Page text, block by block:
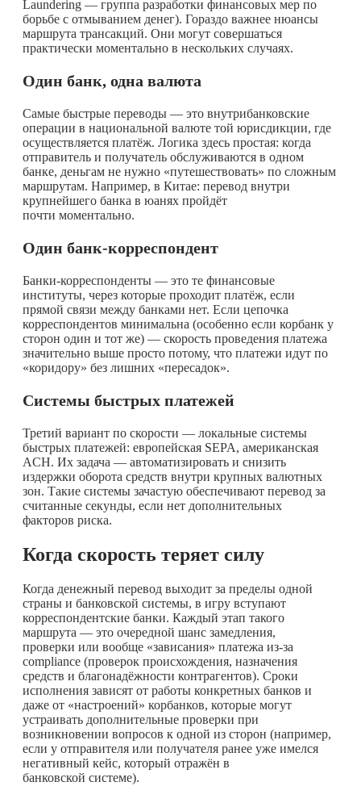
Laundering — группа разработки финансовых мер по
борьбе с отмыванием денег). Гораздо важнее нюансы
маршрута трансакций. Они могут совершаться
практически моментально в нескольких случаях.
Один банк, одна валюта
Самые быстрые переводы — это внутрибанковские
операции в национальной валюте той юрисдикции, где
осуществляется платёж. Логика здесь простая: когда
отправитель и получатель обслуживаются в одном
банке, деньгам не нужно «путешествовать» по сложным
маршрутам. Например, в Китае: перевод внутри
крупнейшего банка в юанях пройдёт
почти моментально.
Один банк-корреспондент
Банки-корреспонденты — это те финансовые
институты, через которые проходит платёж, если
прямой связи между банками нет. Если цепочка
корреспондентов минимальна (особенно если корбанк у
сторон один и тот же) — скорость проведения платежа
значительно выше просто потому, что платежи идут по
«коридору» без лишних «пересадок».
Системы быстрых платежей
Третий вариант по скорости — локальные системы
быстрых платежей: европейская SEPA, американская
ACH. Их задача — автоматизировать и снизить
издержки оборота средств внутри крупных валютных
зон. Такие системы зачастую обеспечивают перевод за
считанные секунды, если нет дополнительных
факторов риска.
Когда скорость теряет силу
Когда денежный перевод выходит за пределы одной
страны и банковской системы, в игру вступают
корреспондентские банки. Каждый этап такого
маршрута — это очередной шанс замедления,
проверки или вообще «зависания» платежа из-за
compliance (проверок происхождения, назначения
средств и благонадёжности контрагентов). Сроки
исполнения зависят от работы конкретных банков и
даже от «настроений» корбанков, которые могут
устраивать дополнительные проверки при
возникновении вопросов к одной из сторон (например,
если у отправителя или получателя ранее уже имелся
негативный кейс, который отражён в
банковской системе).